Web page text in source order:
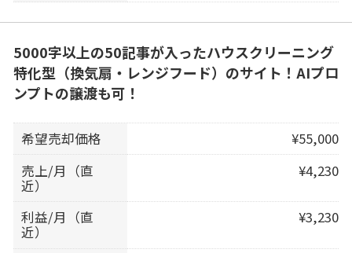
5000字以上の50記事が入ったハウスクリーニング
特化型（換気扇・レンジフード）のサイト！AIプロ
ンプトの譲渡も可！
希望売却価格
¥55,000
売上/月（直
近）
¥4,230
利益/月（直
近）
¥3,230